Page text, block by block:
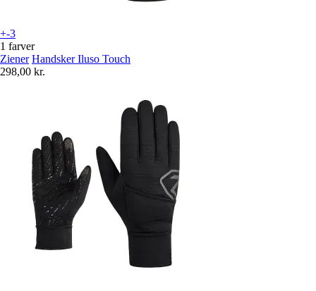
+-3
1 farver
Ziener Handsker Iluso Touch
298,00 kr.